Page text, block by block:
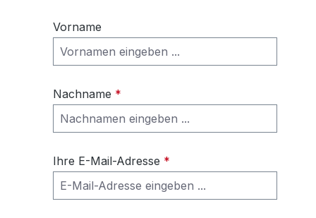
Vorname
Nachname *
Ihre E-Mail-Adresse *